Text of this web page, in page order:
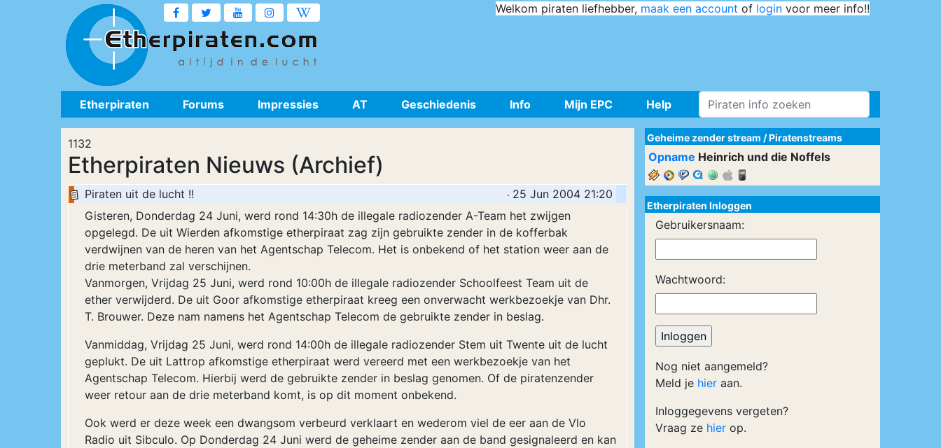
Welkom piraten liefhebber, maak een account of login voor meer info!!
Etherpiraten Forums Impressies AT Geschiedenis Info Mijn EPC Help
1132
Etherpiraten Nieuws (Archief)
Piraten uit de lucht !!
25 Jun 2004 21:20
Gisteren, Donderdag 24 Juni, werd rond 14:30h de illegale radiozender A-Team het zwijgen
opgelegd. De uit Wierden afkomstige etherpiraat zag zijn gebruikte zender in de kofferbak
verdwijnen van de heren van het Agentschap Telecom. Het is onbekend of het station weer aan de
drie meterband zal verschijnen.
Vanmorgen, Vrijdag 25 Juni, werd rond 10:00h de illegale radiozender Schoolfeest Team uit de
ether verwijderd. De uit Goor afkomstige etherpiraat kreeg een onverwacht werkbezoekje van Dhr.
T. Brouwer. Deze nam namens het Agentschap Telecom de gebruikte zender in beslag.
Vanmiddag, Vrijdag 25 Juni, werd rond 14:00h de illegale radiozender Stem uit Twente uit de lucht
geplukt. De uit Lattrop afkomstige etherpiraat werd vereerd met een werkbezoekje van het
Agentschap Telecom. Hierbij werd de gebruikte zender in beslag genomen. Of de piratenzender
weer retour aan de drie meterband komt, is op dit moment onbekend.
Ook werd er deze week een dwangsom verbeurd verklaart en wederom viel de eer aan de Vlo
Radio uit Sibculo. Op Donderdag 24 Juni werd de geheime zender aan de band gesignaleerd en kan
Geheime zender stream /Piratenstreams
Opname Heinrich und die Noffels
Etherpiraten Inloggen
Gebruikersnaam:
Wachtwoord:
Nog niet aangemeld?
Meld je hier aan.
Inloggegevens vergeten?
Vraag ze hier op.